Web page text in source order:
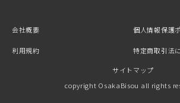
会社概要 個人情報保護
利用規約 特定商取引法
サイトマップ
copyright OsakaBisou all rights